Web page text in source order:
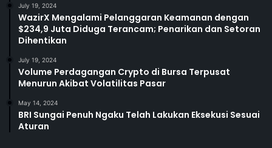
July 19, 2024
WazirX Mengalami Pelanggaran Keamanan dengan
$234,9 Juta Diduga Terancam; Penarikan dan Setoran
Dihentikan
July 19, 2024
Volume Perdagangan Crypto di Bursa Terpusat
Menurun Akibat Volatilitas Pasar
May 14, 2024
BRI Sungai Penuh Ngaku Telah Lakukan Eksekusi Sesuai
Aturan